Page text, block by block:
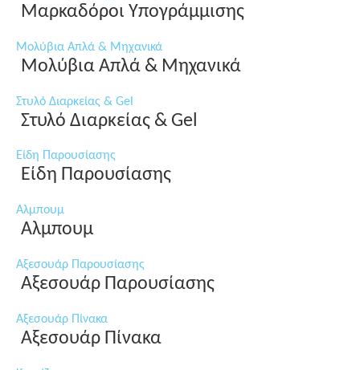
Μαρκαδόροι Υπογράμμισης
Μολύβια Απλά & Μηχανικά
Μολύβια Απλά & Μηχανικά
Στυλό Διαρκείας & Gel
Στυλό Διαρκείας & Gel
Είδη Παρουσίασης
Είδη Παρουσίασης
Αλμπουμ
Αλμπουμ
Αξεσουάρ Παρουσίασης
Αξεσουάρ Παρουσίασης
Αξεσουάρ Πίνακα
Αξεσουάρ Πίνακα